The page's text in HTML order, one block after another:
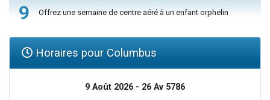
9 Offrez une semaine de centre aéré à un enfant orphelin
Horaires pour Columbus
9 Août 2026 - 26 Av 5786